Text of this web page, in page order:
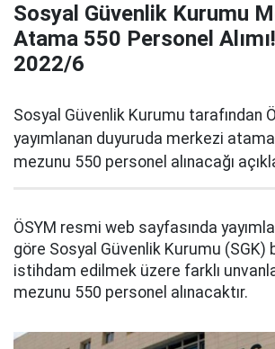
Sosyal Güvenlik Kurumu
Atama 550 Personel
2022/6
Sosyal Güvenlik Kurumu tarafından
yayımlanan duyuruda merkezi
mezunu 550 personel alınacağı
ÖSYM resmi web sayfasında
göre Sosyal Güvenlik Kurumu (SGK)
istihdam edilmek üzere farklı
mezunu 550 personel alınacaktır.